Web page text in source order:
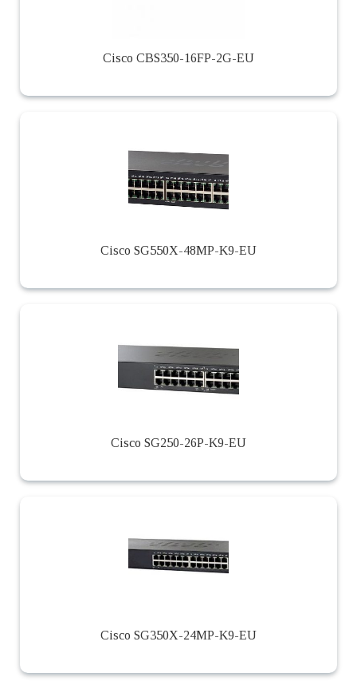
Cisco CBS350-16FP-2G-EU
Cisco SG550X-48MP-K9-EU
Cisco SG250-26P-K9-EU
Cisco SG350X-24MP-K9-EU